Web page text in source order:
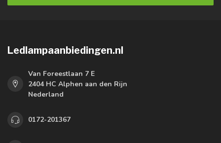
Ledlampaanbiedingen.nl
Van Foreestlaan 7 E
2404 HC Alphen aan den Rijn
Nederland
0172-201367